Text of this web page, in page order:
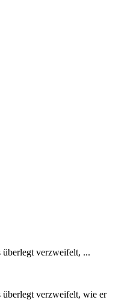
überlegt verzweifelt, ...
überlegt verzweifelt, wie er